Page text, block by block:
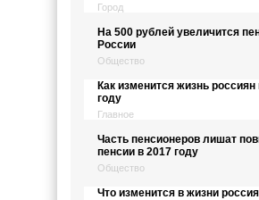
Город
На 500 рублей увеличится
России
Общество
Как изменится жизнь россиян
году
Главное
Часть пенсионеров лишат
пенсии в 2017 году
Общество
Что изменится в жизни